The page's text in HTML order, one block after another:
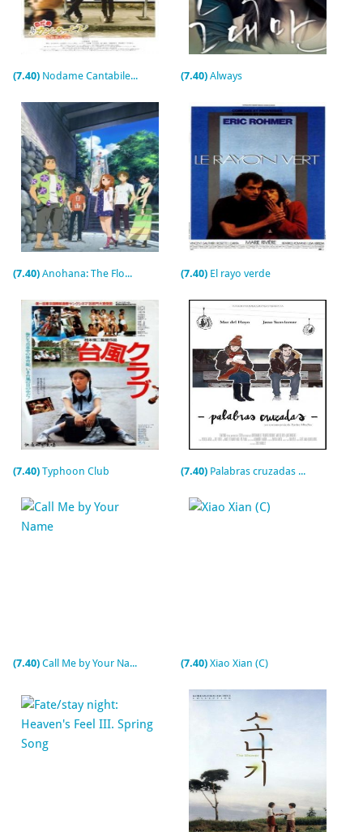
(7.40) Nodame Cantabile: Final Score. Part II (7.40)Always
(7.40) Anohana: The Flower We Saw That Day (7.40) El rayo verde
(7.40) Typhoon Club (7.40) Palabras cruzadas (C)
(7.40) Call Me by Your Name (7.40)Xiao Xian (C)